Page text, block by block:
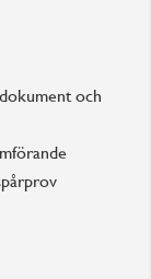
och